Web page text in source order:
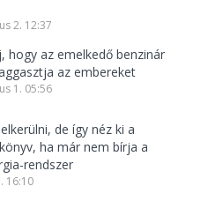
2. 12:37
hogy az emelkedő benzinár
az embereket
1. 05:56
de így néz ki a
ha már nem bírja a
rendszer
16:10